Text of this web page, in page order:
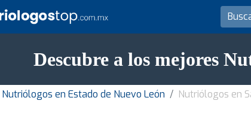
Descubre a los mejores
Nutriólogos en Estado de Nuevo León Nutriólogos en